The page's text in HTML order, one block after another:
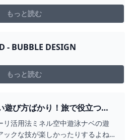
10の理由をお届け。
JAPAN :
もっと読む
- BUBBLE DESIGN
もっと読む
遊び方ばかり！旅で役立つ変
説 ティアーズ オブ ザ キング
リ活用法ミネル空中遊泳ナベの遊
ックな技が楽しかったりするよね■